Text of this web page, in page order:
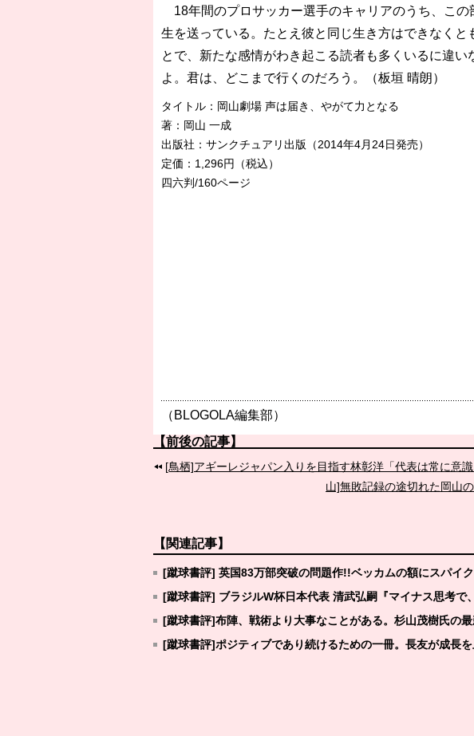
18年間のプロサッカー選手のキャリアのうち、この
生を送っている。たとえ彼と同じ生き方はできなくと
とで、新たな感情がわき起こる読者も多くいるに違
よ。君は、どこまで行くのだろう。（板垣 晴朗）
タイトル：岡山劇場 声は届き、やがて力となる
著：岡山 一成
出版社：サンクチュアリ出版（2014年4月24日発売）
定価：1,296円（税込）
四六判/160ページ
（BLOGOLA編集部）
【前後の記事】
[鳥栖]アギーレジャパン入りを目指す林彰洋「代表は常に意
山]無敗記録の途切れた岡山
【関連記事】
[蹴球書評] 英国83万部突破の問題作!!ベッカムの額にスパイ
[蹴球書評] ブラジルW杯日本代表 清武弘嗣『マイナス思考で
[蹴球書評]布陣、戦術より大事なことがある。杉山茂樹氏の
[蹴球書評]ポジティブであり続けるための一冊。長友が成長